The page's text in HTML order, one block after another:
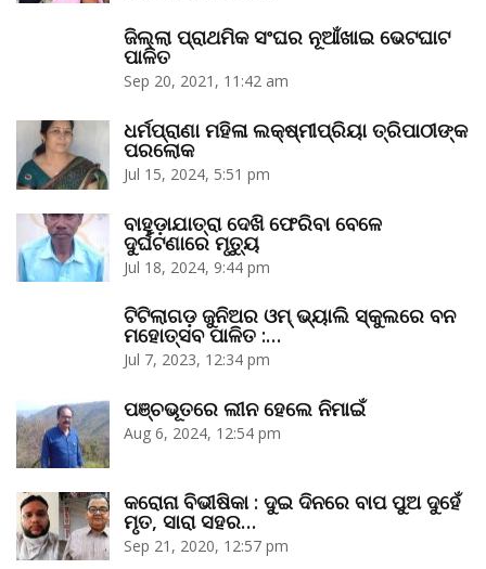
ଜିଲ୍ଲା ପ୍ରାଥମିକ ସଂଘର ନୂଆଁଖାଇ ଭେଟଘାଟ
ପାଳିତ
Sep 20, 2021, 11:42 am
ଧର୍ମପ୍ରାଣା ମହିଳା ଲକ୍ଷ୍ମୀପ୍ରିୟା ତ୍ରିପାଠୀଙ୍କ
ପରଲୋକ
Jul 15, 2024, 5:51 pm
ବାହୁଡ଼ାଯାତ୍ରା ଦେଖି ଫେରିବା ବେଳେ
ଦୁର୍ଘଟଣାରେ ମୃତ୍ୟୁ
Jul 18, 2024, 9:44 pm
ଟିଟିଲାଗଡ଼ ଜୁନିଅର ଓମ୍‌ ଭ୍ୟାଲି ସ୍କୁଲରେ ବନ
ମହୋତ୍ସବ ପାଳିତ :…
Jul 7, 2023, 12:34 pm
ପଞ୍ଚଭୂତରେ ଲୀନ ହେଲେ ନିମାଇଁ
Aug 6, 2024, 12:54 pm
କରୋନା ବିଭୀଷିକା : ଦୁଇ ଦିନରେ ବାପ ପୁଅ ଦୁହେଁ
ମୃତ, ସାରା ସହର…
Sep 21, 2020, 12:57 pm